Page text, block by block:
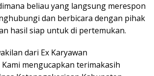
beliau yang langsung merespon
dan berbicara dengan pihak
hasil siap untuk di pertemukan.
dari Ex Karyawan
mengucapkan terimakasih